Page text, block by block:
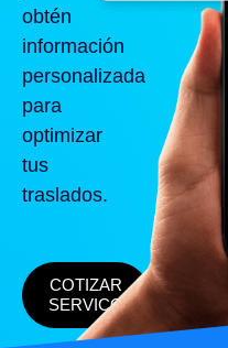
obtén
información
personalizada
para
optimizar
tus
traslados.
COTIZAR
SERVICO